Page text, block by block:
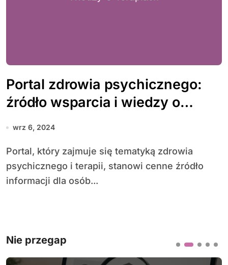
Portal zdrowia psychicznego:
źródło wsparcia i wiedzy o
terapiach
wrz 6, 2024
Portal, który zajmuje się tematyką zdrowia
psychicznego i terapii, stanowi cenne źródło
informacji dla osób...
Nie przegap